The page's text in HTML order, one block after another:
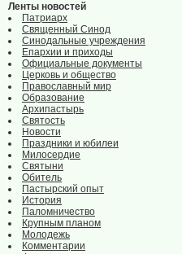
Ленты новостей
Патриарх
Священный Синод
Синодальные учреждения
Епархии и приходы
Официальные документы
Церковь и общество
Православный мир
Образование
Архипастырь
Святость
Новости
Праздники и юбилеи
Милосердие
Святыни
Обитель
Пастырский опыт
История
Паломничество
Крупным планом
Молодежь
Комментарии